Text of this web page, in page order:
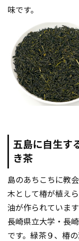
味です。
五島に自生す
き茶
島のあちこちに教
木として椿が植え
油が作られていま
長崎県立大学・長
です。緑茶９、椿